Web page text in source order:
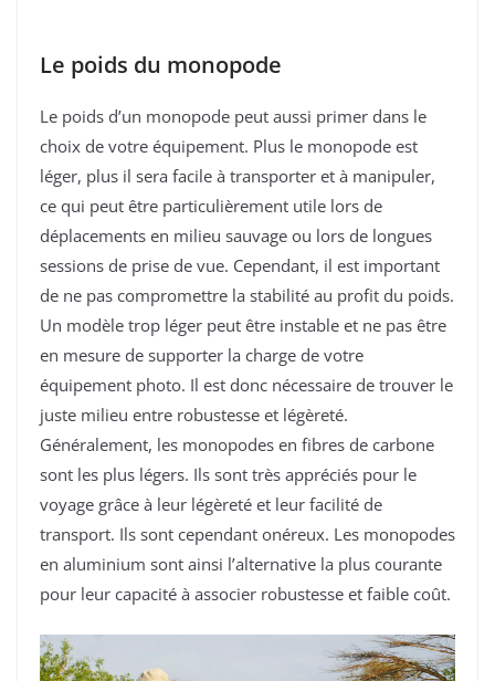
Le poids du monopode
Le poids d’un monopode peut aussi primer dans le
choix de votre équipement. Plus le monopode est
léger, plus il sera facile à transporter et à manipuler,
ce qui peut être particulièrement utile lors de
déplacements en milieu sauvage ou lors de longues
sessions de prise de vue. Cependant, il est important
de ne pas compromettre la stabilité au profit du poids.
Un modèle trop léger peut être instable et ne pas être
en mesure de supporter la charge de votre
équipement photo. Il est donc nécessaire de trouver le
juste milieu entre robustesse et légèreté.
Généralement, les monopodes en fibres de carbone
sont les plus légers. Ils sont très appréciés pour le
voyage grâce à leur légèreté et leur facilité de
transport. Ils sont cependant onéreux. Les monopodes
en aluminium sont ainsi l’alternative la plus courante
pour leur capacité à associer robustesse et faible coût.